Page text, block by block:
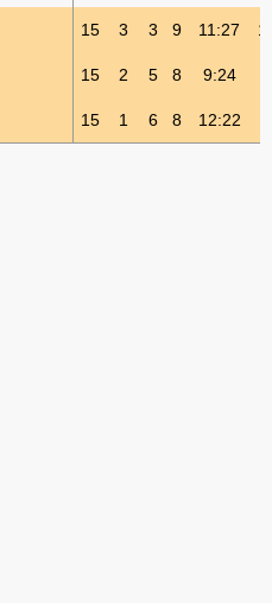
15 3 3 9 11:27
15 2 5 8 9:24
15 1 6 8 12:22